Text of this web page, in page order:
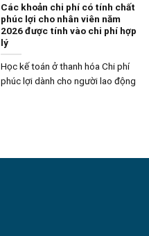
Các khoản chi phí có tính chất
phúc lợi cho nhân viên năm
2026 được tính vào chi phí hợp
lý
Học kế toán ở thanh hóa Chi phí
phúc lợi dành cho người lao động